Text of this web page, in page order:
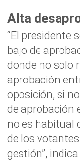
Alta
“El presidente
bajo de
donde no solo
aprobación
oposición, si
de aprobación
no es habitual
de los
gestión”,